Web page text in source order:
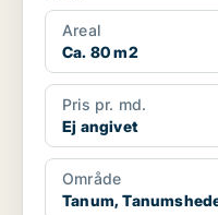
Areal
Ca. 80 m2
Pris pr. md.
Ej angivet
Område
Tanum,